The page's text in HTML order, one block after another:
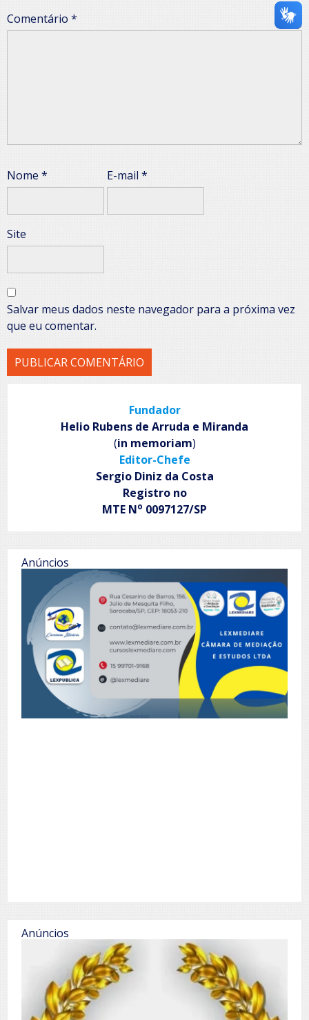
Comentário *
Nome * E-mail *
Site
Salvar meus dados neste navegador para a próxima vez
que eu comentar.
Fundador
Helio Rubens de Arruda e Miranda
(in memoriam)
Editor-Chefe
Sergio Diniz da Costa
Registro no
MTE No 0097127/SP
Anúncios
Anúncios